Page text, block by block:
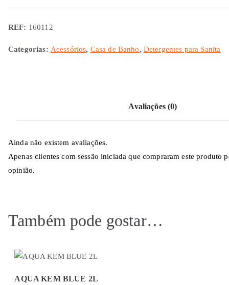
REF: 160112
Categorias: Acessórios, Casa de Banho, Detergentes para Sanita
Avaliações (0)
Ainda não existem avaliações.
Apenas clientes com sessão iniciada que compraram este produto
opinião.
Também pode gostar…
AQUA KEM BLUE 2L